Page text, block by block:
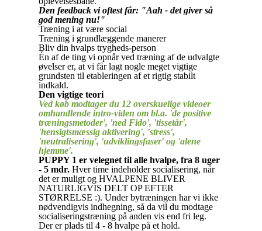
Den feedback vi oftest får: "Aah - det giver så
god mening nu!"
Træning i at være social
Træning i grundlæggende manerer
Bliv din hvalps trygheds-person
Én af de ting vi opnår ved træning af de udvalgte
øvelser er, at vi får lagt nogle meget vigtige
grundsten til etableringen af et rigtig stabilt
indkald.
Den vigtige teori
Ved køb modtager du 12 overskuelige videoer
omhandlende intro-viden om bl.a. 'de positive
træningsmetoder', 'ned Fido', 'tissetår',
'hensigtsmæssig aktivering', 'stress',
'neutralisering', 'udviklingsfaser' og 'alene
hjemme'.
PUPPY 1 er velegnet til alle hvalpe, fra 8 uger
- 5 mdr. Hver time indeholder socialisering, når
det er muligt og HVALPENE BLIVER
NATURLIGVIS DELT OP EFTER
STØRRELSE :). Under bytræningen har vi ikke
nødvendigvis indhegning, så da vil du modtage
socialiseringstræning på anden vis end fri leg.
Der er plads til 4 - 8 hvalpe på et hold.